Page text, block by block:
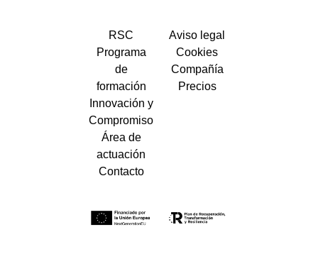
RSC
Programa
de
formación
Innovación y
Compromiso
Área de
actuación
Contacto
Aviso legal
Cookies
Compañía
Precios